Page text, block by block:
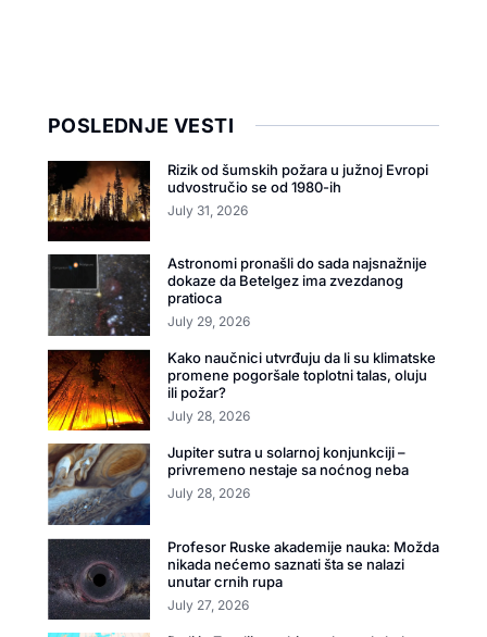
POSLEDNJE VESTI
Rizik od šumskih požara u južnoj Evropi
udvostručio se od 1980-ih
July 31, 2026
Astronomi pronašli do sada najsnažnije
dokaze da Betelgez ima zvezdanog
pratioca
July 29, 2026
Kako naučnici utvrđuju da li su klimatske
promene pogoršale toplotni talas, oluju
ili požar?
July 28, 2026
Jupiter sutra u solarnoj konjunkciji –
privremeno nestaje sa noćnog neba
July 28, 2026
Profesor Ruske akademije nauka: Možda
nikada nećemo saznati šta se nalazi
unutar crnih rupa
July 27, 2026